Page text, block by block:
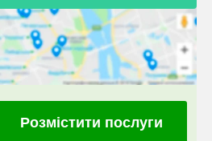
Розмістити послуги